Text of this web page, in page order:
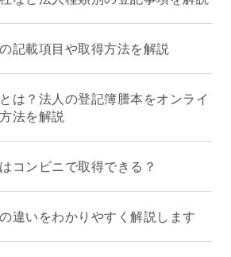
記載項目や取得方法を解説
は？法人の登記簿謄本をオンライ
法を解説
コンビニで取得できる？
違いをわかりやすく解説します